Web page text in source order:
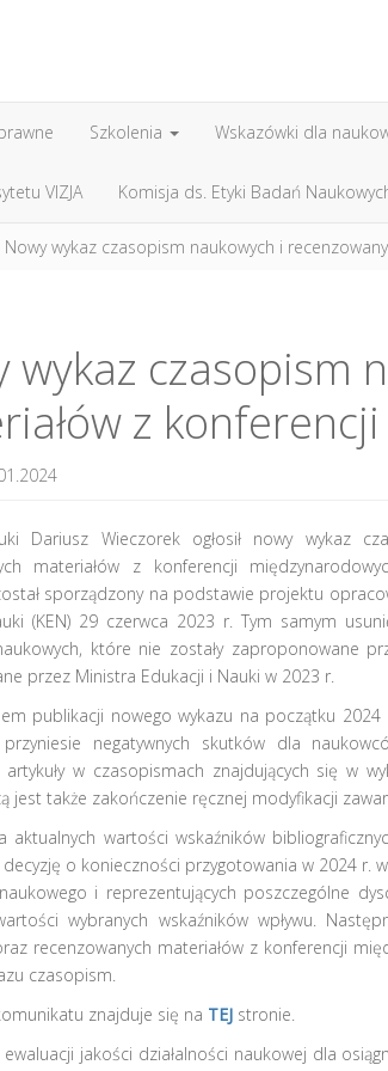
Szkolenia Wskazówki dla
VIZJA Komisja ds. Etyki Badań
Nowy wykaz czasopism naukowych i
wykaz czasopism
z
Dariusz Wieczorekogłosił nowy wykaz
materiałów z konferencji
sporządzony na podstawie projektu
(KEN) 29 czerwca 2023 r. Tym samym
które nie zostały zaproponowane
przez Ministra Edukacji i Nauki w 2023 r.
publikacji nowego wykazu na początku
negatywnych skutków dla
artykuły w czasopismach znajdujących się w
jest także zakończenie ręcznej modyfikacji
aktualnych wartości wskaźników
decyzję o konieczności przygotowania w 2024
i reprezentujących poszczególne
wybranych wskaźników wpływu.
recenzowanych materiałów z konferencji
czasopism.
znajduje się na TEJstronie.
jakości działalności naukowej dla